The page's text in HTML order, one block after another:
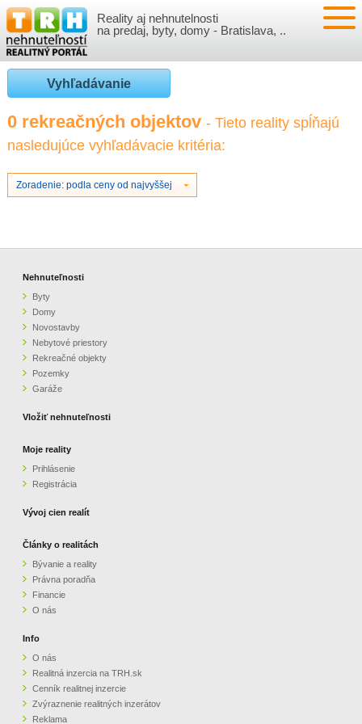
Reality aj nehnutelnosti
na predaj, byty, domy - Bratislava, ..
NEHNUTEĽNOSTI
BYTY
NOVOSTAVBY
NEBYTOVÉ PRIESTORY
GARÁŽE
VLOŽIŤ NEHNUTEĽNOSTI
PRIHLÁSENIE
REGISTRÁCIA
VÝVOJ CIEN REALÍT
ČLÁNKY O REALITÁCH
O NÁS
CENNÍK REALITNEJ INZERCIE
ZVÝRAZNENIE REALITNÝCH INZERÁTOV
PARTNERI
OBCHODNÉ PODMIENKY
KONTAKT
Vyhľadávanie
0 rekreačných objektov - Tieto reality spĺňajú
nasledujúce vyhľadávacie kritéria:
Zoradenie: podla ceny od najvyššej
Nehnuteľnosti
Byty
Domy
Novostavby
Nebytové priestory
Rekreačné objekty
Pozemky
Garáže
Vložiť nehnuteľnosti
Moje reality
Prihlásenie
Registrácia
Vývoj cien realít
Články o realitách
Bývanie a reality
Právna poradňa
Financie
O nás
Info
O nás
Realitná inzercia na TRH.sk
Cenník realitnej inzercie
Zvýraznenie realitných inzerátov
Reklama